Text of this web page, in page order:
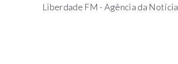
Liberdade FM - Agência da Notícia